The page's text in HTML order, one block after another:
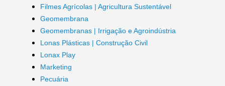
Filmes Agrícolas | Agricultura Sustentável
Geomembrana
Geomembranas | Irrigação e Agroindústria
Lonas Plásticas | Construção Civil
Lonax Play
Marketing
Pecuária